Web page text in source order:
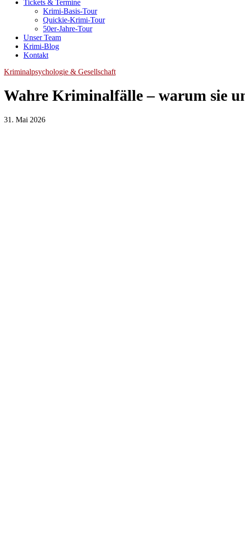
Tickets & Termine
Krimi-Basis-Tour
Quickie-Krimi-Tour
50er-Jahre-Tour
Unser Team
Krimi-Blog
Kontakt
Kriminalpsychologie & Gesellschaft
Wahre Kriminalfälle – warum sie
31. Mai 202631.